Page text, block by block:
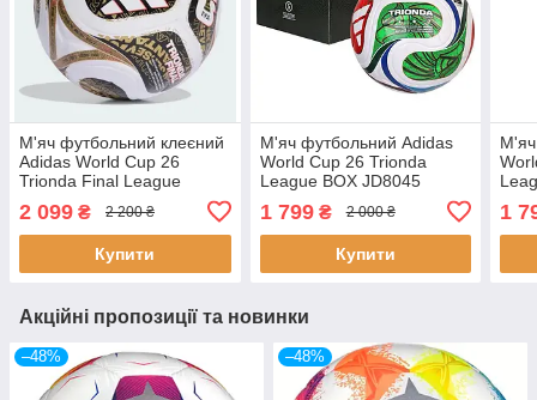
М'яч футбольний клеєний
Adidas World Cup 26
Trionda Final League
2 099 ₴ 2 200 ₴
Купити
М'яч футбольний Adidas
World Cup 26 Trionda
League BOX JD8045
1 799₴ 2 000 ₴
Купити
М'яч
1
Акційні пропозиції та новинки
–48% –48%